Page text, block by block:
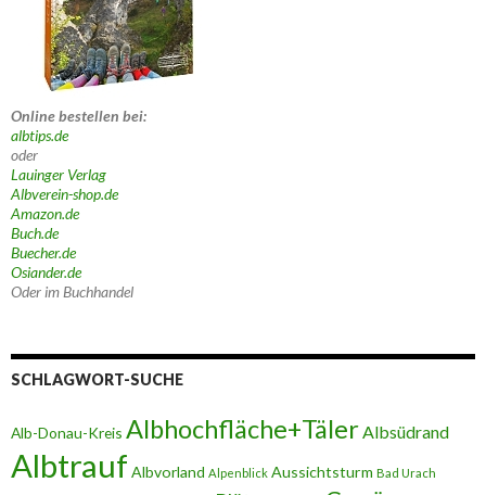
Online bestellen bei:
albtips.de
oder
Lauinger Verlag
Albverein-shop.de
Amazon.de
Buch.de
Buecher.de
Osiander.de
Oder im Buchhandel
SCHLAGWORT-SUCHE
Alb-Donau-Kreis Albhochfläche+Täler Albsüdrand
Albtrauf Albvorland Alpenblick Aussichtsturm Bad Urach